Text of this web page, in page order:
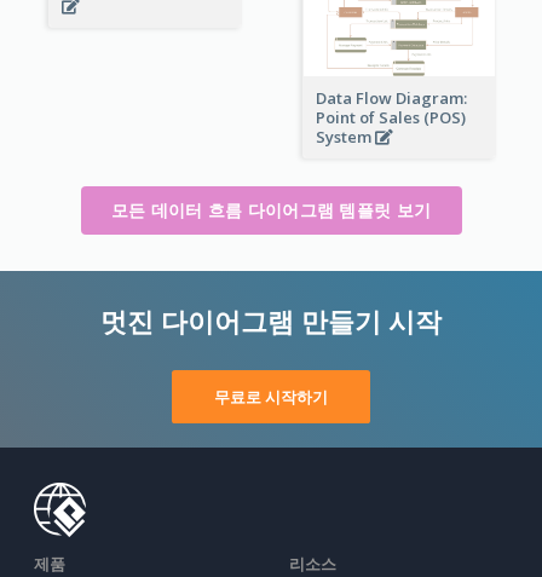
Data Flow Diagram:
Point of Sales (POS)
System
모든 데이터 흐름 다이어그램 템플릿 보기
멋진 다이어그램 만들기 시작
무료로 시작하기
제품 리소스